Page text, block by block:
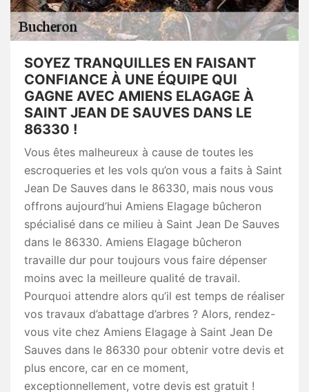
SOYEZ TRANQUILLES EN FAISANT
CONFIANCE À UNE ÉQUIPE QUI
GAGNE AVEC AMIENS ELAGAGE À
SAINT JEAN DE SAUVES DANS LE
86330 !
Vous êtes malheureux à cause de toutes les
escroqueries et les vols qu’on vous a faits à Saint
Jean De Sauves dans le 86330, mais nous vous
offrons aujourd’hui Amiens Elagage bûcheron
spécialisé dans ce milieu à Saint Jean De Sauves
dans le 86330. Amiens Elagage bûcheron
travaille dur pour toujours vous faire dépenser
moins avec la meilleure qualité de travail.
Pourquoi attendre alors qu’il est temps de réaliser
vos travaux d’abattage d’arbres ? Alors, rendez-
vous vite chez Amiens Elagage à Saint Jean De
Sauves dans le 86330 pour obtenir votre devis et
plus encore, car en ce moment,
exceptionnellement, votre devis est gratuit !